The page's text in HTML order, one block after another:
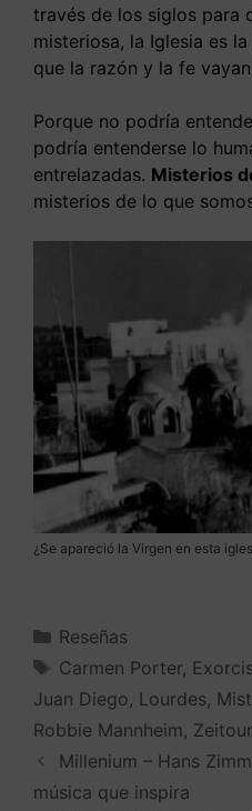
través de los siglos para
misteriosa, la Iglesia es
que la razón y la fe
Porque no podría
podría entenderse lo
entrelazadas. Misterios
misterios de lo que
¿Se apareció la Virgen en esta
Reseñas
Carmen Porter,
Juan Diego, Lourdes,
Robbie Mannheim,
Millenium – Hans
música que inspira